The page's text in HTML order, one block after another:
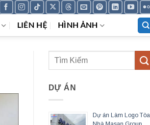
LIÊN HỆ HÌNH ẢNH
DỰ ÁN
Dự án Làm Logo Tòa